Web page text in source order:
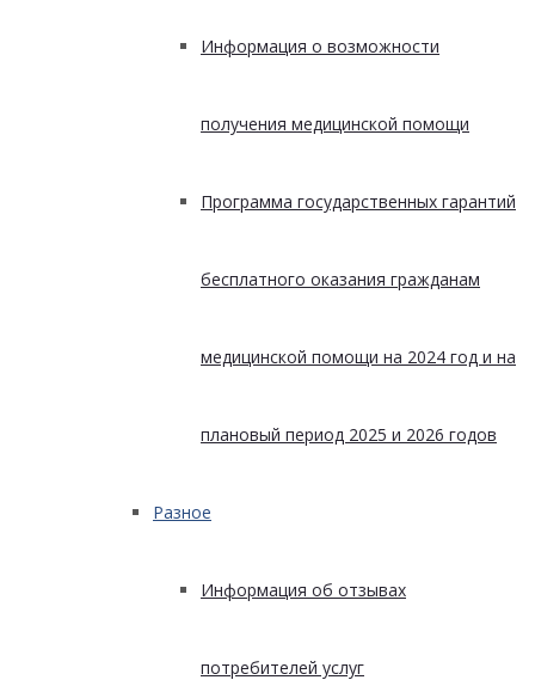
Информация о возможности
получения медицинской помощи
Программа государственных гарантий
бесплатного оказания гражданам
медицинской помощи на 2024 год и на
плановый период 2025 и 2026 годов
Разное
Информация об отзывах
потребителей услуг